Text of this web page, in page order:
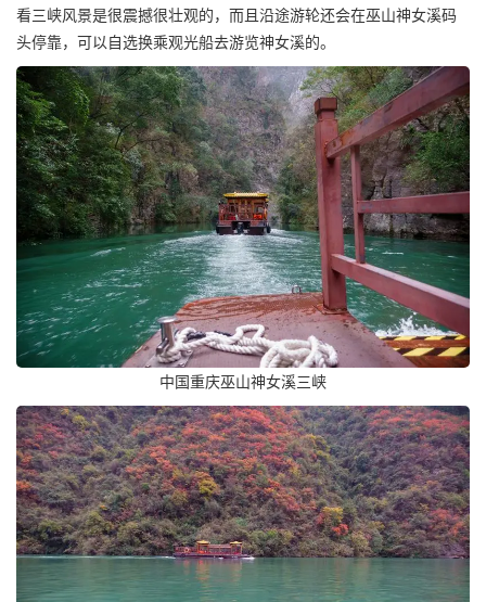
看三峡风景是很震撼很壮观的，而且沿途游轮还会在巫山神女溪码
头停靠，可以自选换乘观光船去游览神女溪的。
中国重庆巫山神女溪三峡